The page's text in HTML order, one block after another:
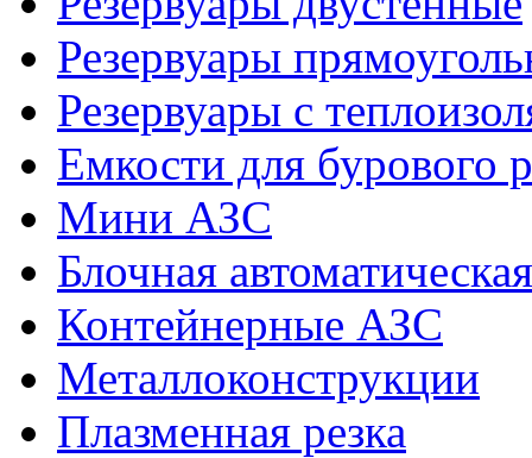
Резервуары
Резервуары с
Емкости для бурового
Мини АЗС
Блочная
Контейнерные АЗС
Металлоконструкции
Плазменная резка